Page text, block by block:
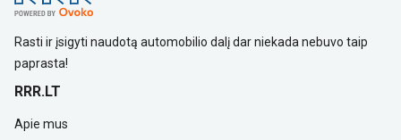
Rasti ir įsigyti naudotą automobilio dalį dar niekada nebuvo taip
paprasta!
RRR.LT
Apie mus